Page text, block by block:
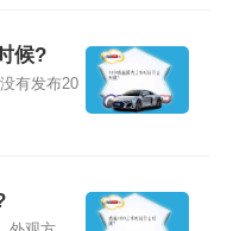
候?
有发布20